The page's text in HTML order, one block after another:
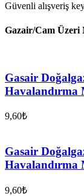
Güvenli alışveriş
Gazair/Cam Üzeri
Gasair
Havalandırma
9,60₺
Gasair
Havalandırma
9,60₺